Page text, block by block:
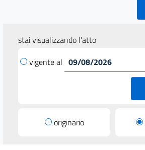
stai visualizzando l'atto
vigente al
originario